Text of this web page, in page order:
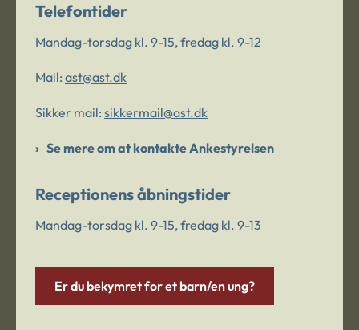
Telefontider
Mandag-torsdag kl. 9-15, fredag kl. 9-12
Mail: ast@ast.dk
Sikker mail: sikkermail@ast.dk
Se mere om at kontakte Ankestyrelsen
Receptionens åbningstider
Mandag-torsdag kl. 9-15, fredag kl. 9-13
Er du bekymret for et barn/en ung?